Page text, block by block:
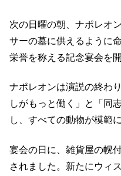
次の日曜の朝、ナポレオ
サーの墓に供えるように
栄誉を称える記念宴会を
ナポレオンは演説の終わ
しがもっと働く」と「同
し、すべての動物が模範
宴会の日に、雑貨屋の幌
されました。新たにウィ